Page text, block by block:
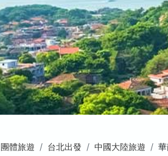
團體旅遊 台北出發 中國大陸旅遊